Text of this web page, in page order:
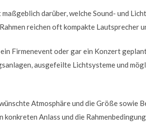
darüber, welche Sound- und
reichen oft kompakte Lautsprecher
Firmenevent oder gar ein Konzert
ausgefeilte Lichtsysteme und
Atmosphäre und die Größe sowie
konkreten Anlass und die